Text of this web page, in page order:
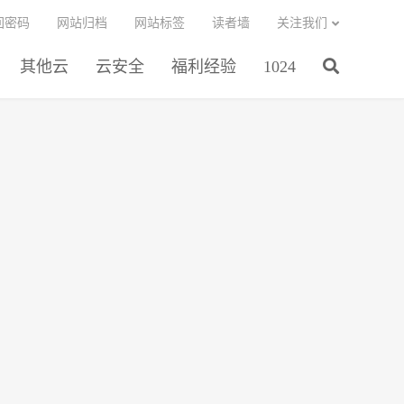
其他云 云安全 福利经验 1024
密码 网站归档 网站标签 读者墙 关注我们